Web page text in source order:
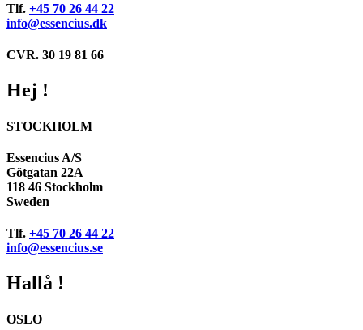
Tlf. +45 70 26 44 22
info@essencius.dk
CVR. 30 19 81 66
Hej !
STOCKHOLM
Essencius A/S
Götgatan 22A
118 46 Stockholm
Sweden
Tlf. +45 70 26 44 22
info@essencius.se
Hallå !
OSLO